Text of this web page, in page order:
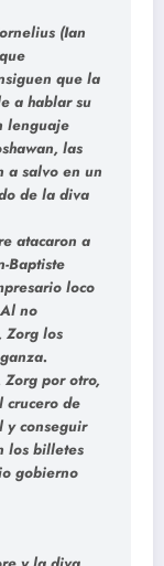
(Ian
que la
a hablar su
lenguaje
las
a salvo en un
de la diva
atacaron a
Baptiste
loco
no
Zorg los
por otro,
crucero de
y conseguir
los billetes
gobierno